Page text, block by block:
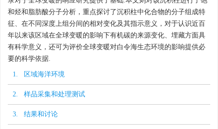
和烃和脂肪酸分子分析，重点探讨了沉积柱中化合物的分子组成特
征、在不同深度上组分间的相对变化及其指示意义，对于认识近百
年以来该区域在全球变暖的影响下有机碳的来源变化、埋藏方面具
有科学意义，还可为评价全球变暖对白令海生态环境的影响提供必
要的科学依据.
1. 区域海洋环境
2. 样品采集和处理测试
3. 结果和讨论